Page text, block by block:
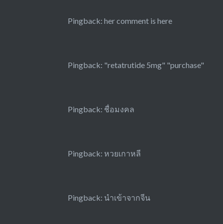
Pingback: her comment is here
Pingback: "retatrutide 5mg" "purchase"
Pingback: ชื่อมงคล
Pingback: หวยเกาหลี
Pingback: นำเข้าจากจีน